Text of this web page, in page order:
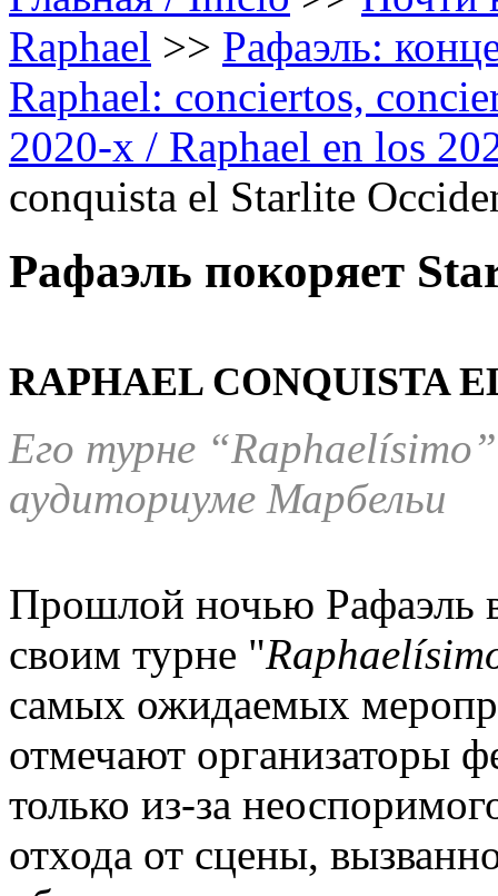
Raphael >> Рафаэль:
Raphael: conciertos,
2020-х / Raphael en los
conquista el Starlite
Рафаэль покоряет
RAPHAEL CONQUISTA
Его турне “Raphaelísimo
аудиториуме Марбельи
Прошлой ночью Рафаэль
своим турне "
самых ожидаемых
отмечают организаторы
только из-за
отхода от сцены,